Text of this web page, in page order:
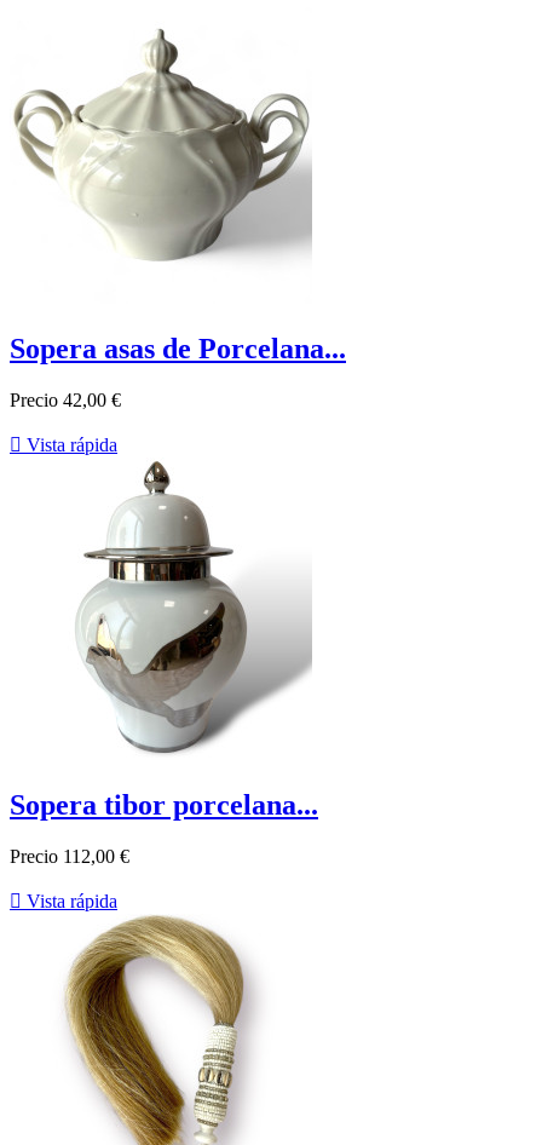
Sopera asas de Porcelana...
Precio 42,00 €
 Vista rápida
Sopera tibor porcelana...
Precio 112,00 €
 Vista rápida